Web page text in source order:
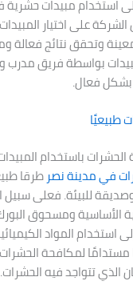
استخدام مبيدات حشرية
الشركة على اختيار
وتحقق نتائج فعالة
بواسطة فريق
بشكل فعال.
طبيعيًا
باستخدام
فيمدينة نصر طرقا
للبيئة. فعلى سبيل
الأساسية ومسحوق
استخدام المواد
مستدامًا لمكافحة
الذي تتواجد فيه الحشرات.